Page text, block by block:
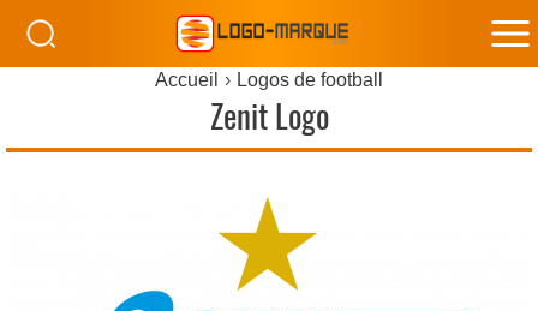
Accueil Logos de football
Zenit Logo